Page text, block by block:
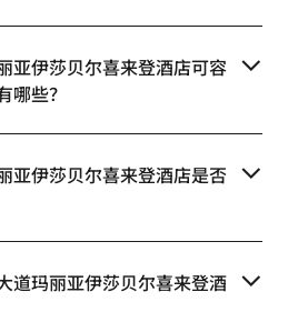
亚伊莎贝尔喜来登酒店可容
哪些？
亚伊莎贝尔喜来登酒店是否
道玛丽亚伊莎贝尔喜来登酒